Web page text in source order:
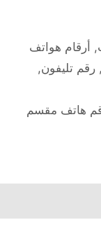
, أرقام هواتف
, رقم تليفون,
هاتف مقسم